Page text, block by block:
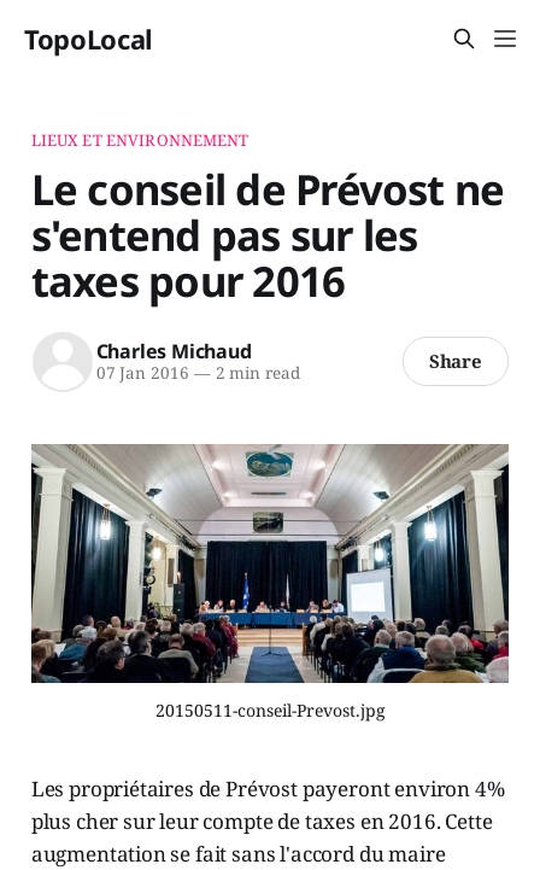
TopoLocal
LIEUX ET ENVIRONNEMENT
Le conseil de Prévost ne
s'entend pas sur les
taxes pour 2016
Charles Michaud
07 Jan 2016 —2 min read Share
20150511-conseil-Prevost.jpg
Les propriétaires de Prévost payeront environ 4%
plus cher sur leur compte de taxes en 2016. Cette
augmentation se fait sans l'accord du maire